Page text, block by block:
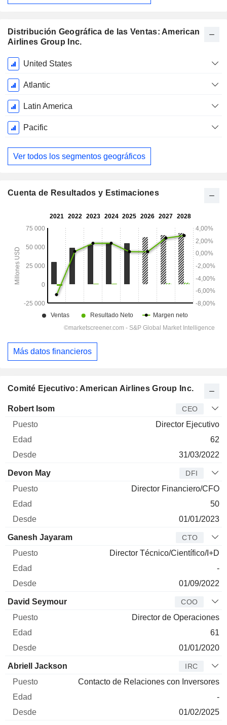
Distribución Geográfica de las Ventas: American
Airlines Group Inc.
Período
fiscal:
Diciembre
United States
Atlantic
Latin America
Pacific
Ver todos los segmentos geográficos
Comité Ejecutivo: American Airlines Group Inc.
Director Puesto
Robert Isom CEO
Director Ejecutivo
62
31/03/2022
Devon May DFI
Director Financiero/CFO
50
01/01/2023
Ganesh Jayaram CTO
Director Técnico/Científico/I+D
-
01/09/2022
David Seymour COO
Director de Operaciones
61
01/01/2020
Abriell Jackson IRC
Contacto de Relaciones con Inversores
-
01/02/2025
Cuenta de Resultados y Estimaciones
Más datos financieros